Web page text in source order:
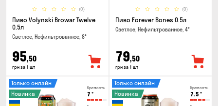
(0)
Пиво Volynski Browar Twelve
0.5л
Светлое, Нефильтрованное, 8°
95,50
грн за 1 шт
(0)
Пиво Forever Bones 0.5л
Светлое, Нефильтрованное, 4°
79,50
грн за 1 шт
Крепость
7 °
Только онлайн
Новинка
Крепость
7.5 °
Только онлайн
Новинка